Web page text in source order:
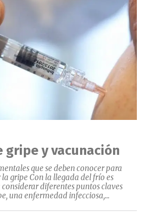
gripe y vacunación
que se deben conocer para
gripe Con la llegada del frío es
diferentes puntos claves
una enfermedad infecciosa,...